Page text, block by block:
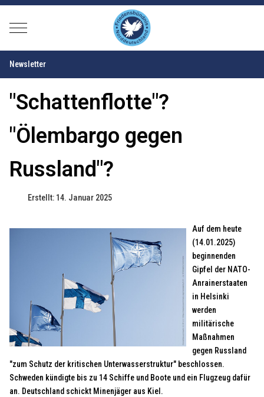
Mobile Menu Toggle
Newsletter
"Schattenflotte"?
"Ölembargo gegen
Russland"?
Erstellt: 14. Januar 2025
Auf dem heute
(14.01.2025)
beginnenden
Gipfel der NATO-
Anrainerstaaten
in Helsinki
werden
militärische
Maßnahmen
gegen Russland
"zum Schutz der kritischen Unterwasserstruktur" beschlossen.
Schweden kündigte bis zu 14 Schiffe und Boote und ein Flugzeug dafür
an. Deutschland schickt Minenjäger aus Kiel.